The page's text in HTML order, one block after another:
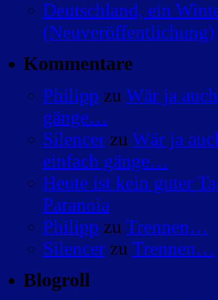
Deutschland, ein
(Neuveröffentlichung)
Kommentare
Philipp zu Wär ja
gänge…
Silencer zu Wär ja
einfach gänge…
Heute ist kein guter
Paranoia
Philipp zu Trennen…
Silencer zu Trennen…
Blogroll